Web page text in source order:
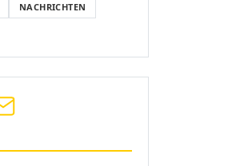
NACHRICHTEN